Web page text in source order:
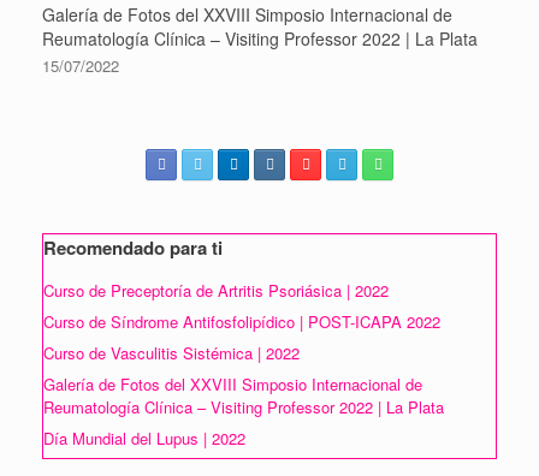
Galería de Fotos del XXVIII Simposio Internacional de
Reumatología Clínica – Visiting Professor 2022 | La Plata
15/07/2022
Recomendado para ti
Curso de Preceptoría de Artritis Psoriásica | 2022
Curso de Síndrome Antifosfolipídico | POST-ICAPA 2022
Curso de Vasculitis Sistémica | 2022
Galería de Fotos del XXVIII Simposio Internacional de
Reumatología Clínica – Visiting Professor 2022 | La Plata
Día Mundial del Lupus | 2022